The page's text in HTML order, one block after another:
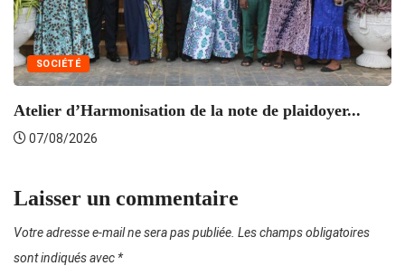
SOCIÉTÉ
Atelier d’Harmonisation de la note de plaidoyer...
07/08/2026
Laisser un commentaire
Votre adresse e-mail ne sera pas publiée. Les champs obligatoires
sont indiqués avec *